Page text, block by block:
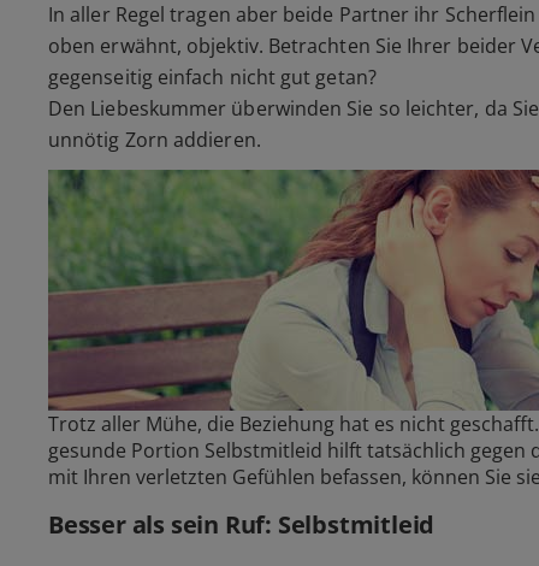
In aller Regel tragen aber beide Partner ihr
oben erwähnt, objektiv. Betrachten Sie Ihrer beider
gegenseitig einfach nicht gut getan?
Den Liebeskummer überwinden Sie so leichter, da
unnötig Zorn addieren.
Trotz aller Mühe, die Beziehung hat es nicht
gesunde Portion Selbstmitleid hilft tatsächlich gegen
mit Ihren verletzten Gefühlen befassen, können Sie
Besser als sein Ruf: Selbstmitleid